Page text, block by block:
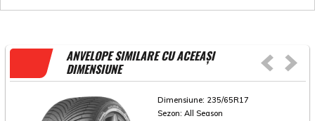
ANVELOPE SIMILARE CU ACEEAȘI
DIMENSIUNE
Dimensiune: 235/65R17
Sezon: All Season